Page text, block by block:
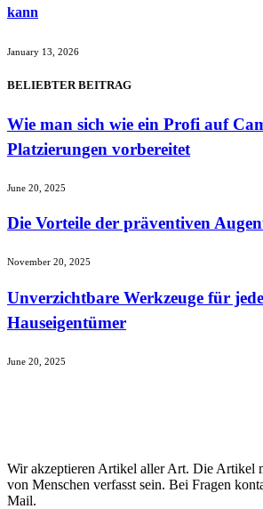
kann
January 13, 2026
BELIEBTER BEITRAG
Wie man sich wie ein Profi auf
Platzierungen vorbereitet
June 20, 2025
Die Vorteile der präventiven
November 20, 2025
Unverzichtbare Werkzeuge für
Hauseigentümer
June 20, 2025
Wir akzeptieren Artikel aller Art. Die Artikel
von Menschen verfasst sein. Bei Fragen
Mail.